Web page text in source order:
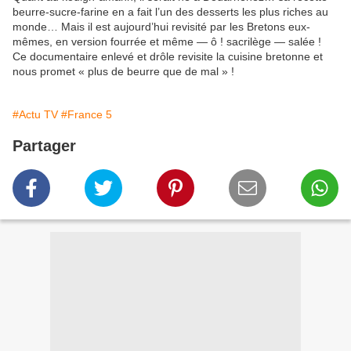
beurre-sucre-farine en a fait l’un des desserts les plus riches au
monde… Mais il est aujourd’hui revisité par les Bretons eux-
mêmes, en version fourrée et même — ô ! sacrilège — salée !
Ce documentaire enlevé et drôle revisite la cuisine bretonne et
nous promet « plus de beurre que de mal » !
#Actu TV #France 5
Partager